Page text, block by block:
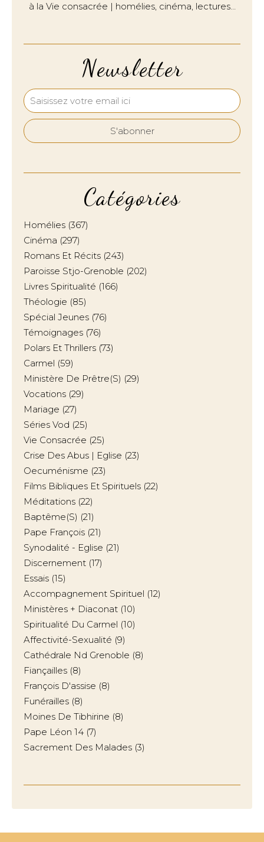
Newsletter
Catégories
Homélies (367)
Cinéma (297)
Romans Et Récits (243)
Paroisse Stjo-Grenoble (202)
Livres Spiritualité (166)
Théologie (85)
Spécial Jeunes (76)
Témoignages (76)
Polars Et Thrillers (73)
Carmel (59)
Ministère De Prêtre(s) (29)
Vocations (29)
Mariage (27)
Séries Vod (25)
Vie Consacrée (25)
Crise Des Abus | Eglise (23)
Oecuménisme (23)
Films Bibliques Et Spirituels (22)
Méditations (22)
Baptême(s) (21)
Pape François (21)
Synodalité - Eglise (21)
Discernement (17)
Essais (15)
Accompagnement Spirituel (12)
Ministères + Diaconat (10)
Spiritualité Du Carmel (10)
Affectivité-Sexualité (9)
Cathédrale Nd Grenoble (8)
Fiançailles (8)
François D'assise (8)
Funérailles (8)
Moines De Tibhirine (8)
Pape Léon 14 (7)
Sacrement Des Malades (3)
à la Vie consacrée | homélies, cinéma, lectures…